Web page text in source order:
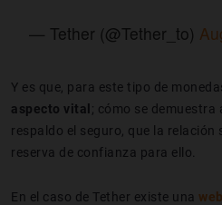
— Tether (@Tether_to)
Y es que, para este tipo de
aspecto vital ; cómo se demuestra
respaldo el seguro, que la relación
reserva de confianza para ello.
En el caso de Tether existe una